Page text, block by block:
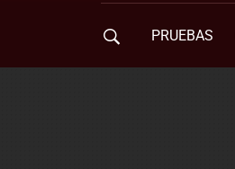
PRUEBAS